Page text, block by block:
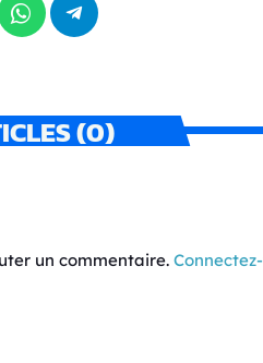
(0)
un commentaire.